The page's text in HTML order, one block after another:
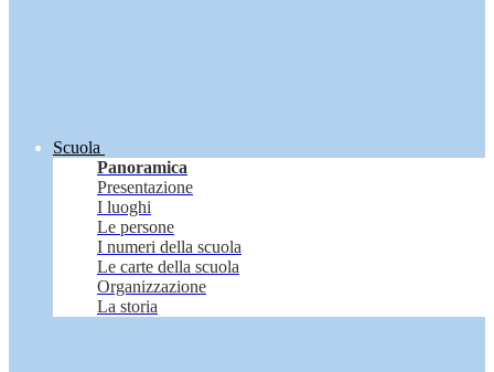
Scuola
Panoramica
Presentazione
I luoghi
Le persone
I numeri della scuola
Le carte della scuola
Organizzazione
La storia